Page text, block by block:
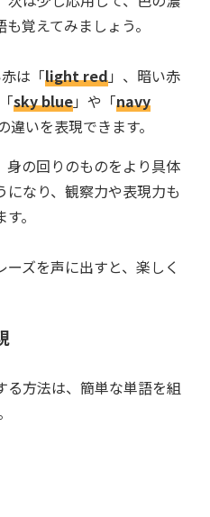
覚えてみましょう。
は「light red」、暗い赤
sky blue」や「navy
違いを表現できます。
身の回りのものをより具体
なり、観察力や表現力も
。
ズを声に出すと、楽しく
方法は、簡単な単語を組